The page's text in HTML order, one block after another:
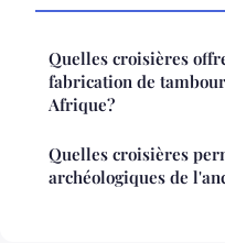
Quelles croisières
fabrication de
Afrique?
Quelles croisières
archéologiques de